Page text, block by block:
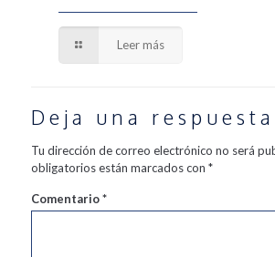
Leer más
Deja una respuesta
Tu dirección de correo electrónico no será
obligatorios están marcados con *
Comentario*